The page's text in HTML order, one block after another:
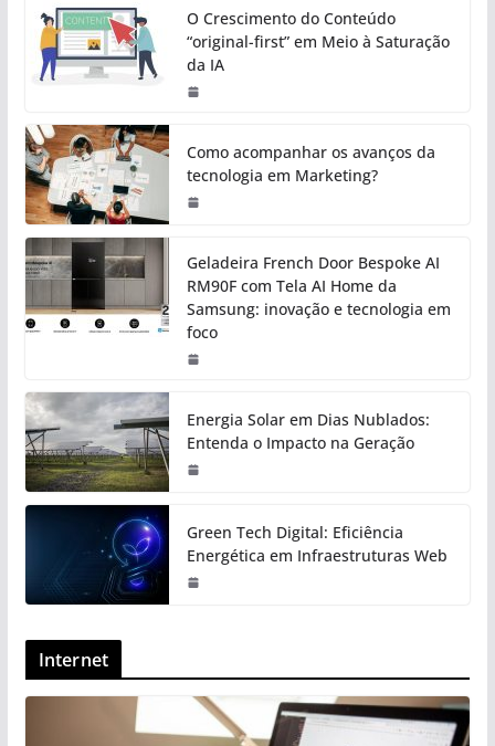
O Crescimento do Conteúdo
“original-first” em Meio à Saturação
da IA
Como acompanhar os avanços da
tecnologia em Marketing?
Geladeira French Door Bespoke AI
RM90F com Tela AI Home da
Samsung: inovação e tecnologia em
foco
Energia Solar em Dias Nublados:
Entenda o Impacto na Geração
Green Tech Digital: Eficiência
Energética em Infraestruturas Web
Internet